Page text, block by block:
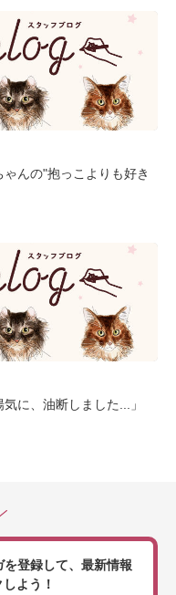
んの"抱っこよりも好き
に、油断しました...」
登録して、 最新情報
よう！